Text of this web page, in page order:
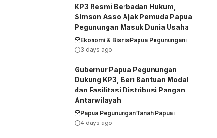
KP3 Resmi Berbadan Hukum,
Simson Asso Ajak Pemuda Papua
Pegunungan Masuk Dunia Usaha
Ekonomi & BisnisPapua Pegunungan
3 days ago
Gubernur Papua Pegunungan
Dukung KP3, Beri Bantuan Modal
dan Fasilitasi Distribusi Pangan
Antarwilayah
Papua PegununganTanah Papua
4 days ago